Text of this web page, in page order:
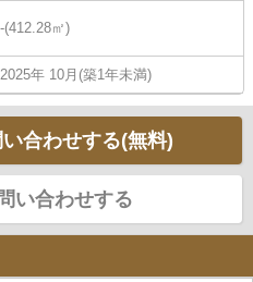
-(412.28㎡)
2025年 10月(築1年未満)
合わせする(無料)
い合わせする